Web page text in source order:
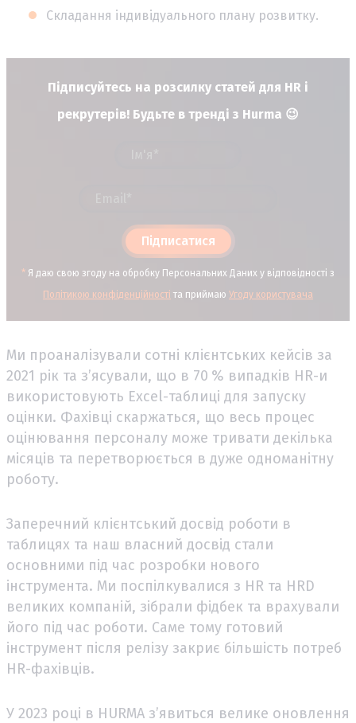
Складання індивідуального плану розвитку.
Підписуйтесь на розсилку статей для HR і
рекрутерів! Будьте в тренді з Hurma 😉
Підписатися
* Я даю свою згоду на обробку Персональних Даних у відповідності з
Політикою конфіденційності та приймаю Угоду користувача
Ми проаналізували сотні клієнтських кейсів за
2021 рік та з’ясували, що в 70 % випадків HR-и
використовують Excel-таблиці для запуску
оцінки. Фахівці скаржаться, що весь процес
оцінювання персоналу може тривати декілька
місяців та перетворюється в дуже одноманітну
роботу.
Заперечний клієнтський досвід роботи в
таблицях та наш власний досвід стали
основними під час розробки нового
інструмента. Ми поспілкувалися з HR та HRD
великих компаній, зібрали фідбек та врахували
його під час роботи. Саме тому готовий
інструмент після релізу закриє більшість потреб
HR-фахівців.
У 2023 році в HURMA з’явиться велике оновлення